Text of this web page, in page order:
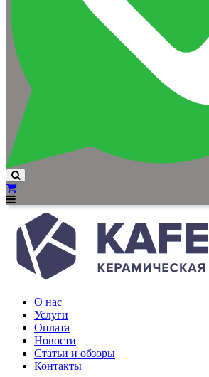
О нас
Услуги
Оплата
Новости
Статьи и обзоры
Контакты